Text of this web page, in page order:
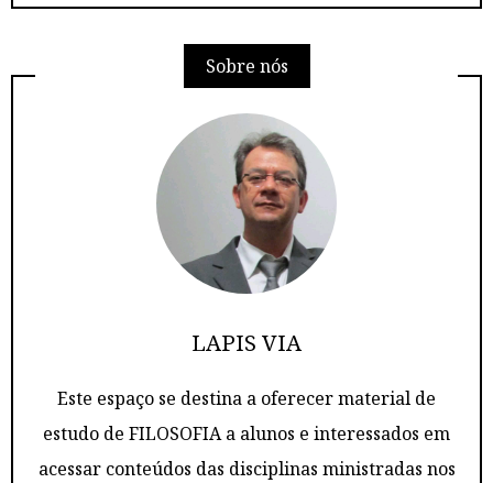
Sobre nós
LAPIS VIA
Este espaço se destina a oferecer material de
estudo de FILOSOFIA a alunos e interessados em
acessar conteúdos das disciplinas ministradas nos